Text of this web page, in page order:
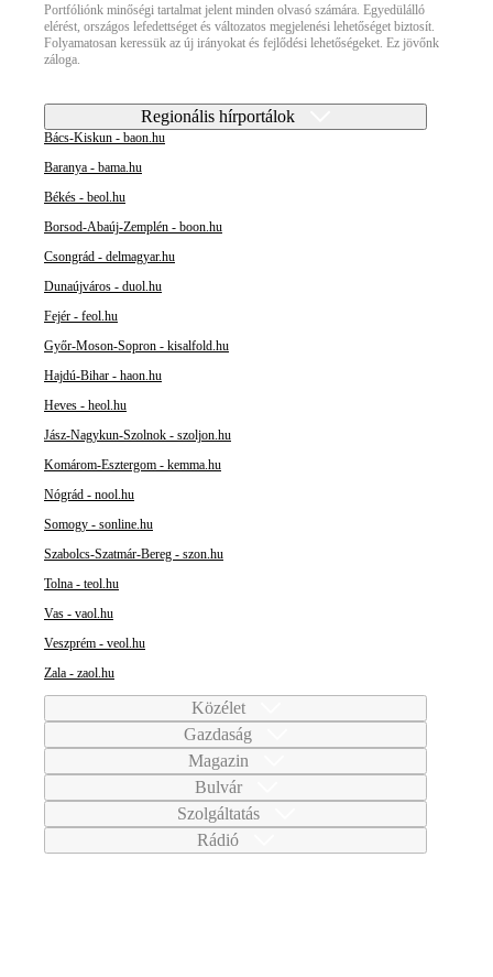
Portfóliónk minőségi tartalmat jelent minden olvasó számára. Egyedülálló
elérést, országos lefedettséget és változatos megjelenési lehetőséget biztosít.
Folyamatosan keressük az új irányokat és fejlődési lehetőségeket. Ez jövőnk
záloga.
Regionális hírportálok
Bács-Kiskun - baon.hu
Baranya - bama.hu
Békés - beol.hu
Borsod-Abaúj-Zemplén - boon.hu
Csongrád - delmagyar.hu
Dunaújváros - duol.hu
Fejér - feol.hu
Győr-Moson-Sopron - kisalfold.hu
Hajdú-Bihar - haon.hu
Heves - heol.hu
Jász-Nagykun-Szolnok - szoljon.hu
Komárom-Esztergom - kemma.hu
Nógrád - nool.hu
Somogy - sonline.hu
Szabolcs-Szatmár-Bereg - szon.hu
Tolna - teol.hu
Vas - vaol.hu
Veszprém - veol.hu
Zala - zaol.hu
Közélet
Gazdaság
Magazin
Bulvár
Szolgáltatás
Rádió